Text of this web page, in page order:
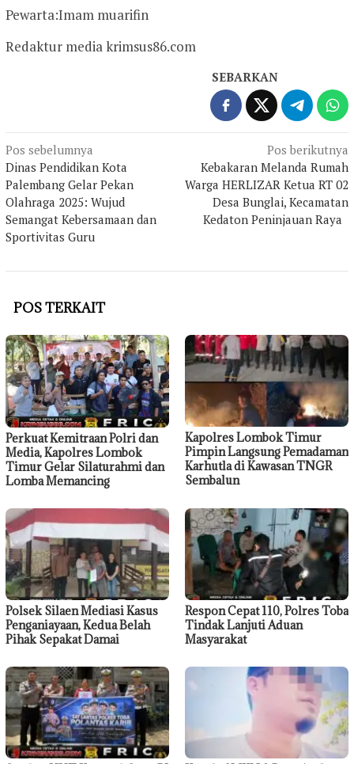
Pewarta:Imam muarifin
Redaktur media krimsus86.com
SEBARKAN
Navigasi
pos
Pos sebelumnya
Dinas Pendidikan Kota
Palembang Gelar Pekan
Olahraga 2025: Wujud
Semangat Kebersamaan dan
Sportivitas Guru
Pos berikutnya
Kebakaran Melanda Rumah
Warga HERLIZAR Ketua RT 02
Desa Bunglai, Kecamatan
Kedaton Peninjauan Raya
POS TERKAIT
Perkuat Kemitraan Polri dan
Media, Kapolres Lombok
Timur Gelar Silaturahmi dan
Lomba Memancing
Kapolres Lombok Timur
Pimpin Langsung Pemadaman
Karhutla di Kawasan TNGR
Sembalun
Polsek Silaen Mediasi Kasus
Penganiayaan, Kedua Belah
Pihak Sepakat Damai
Respon Cepat 110, Polres Toba
Tindak Lanjuti Aduan
Masyarakat